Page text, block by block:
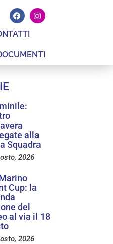
alla
Squadra
2026
Cup: la
del
al via il 18
2026